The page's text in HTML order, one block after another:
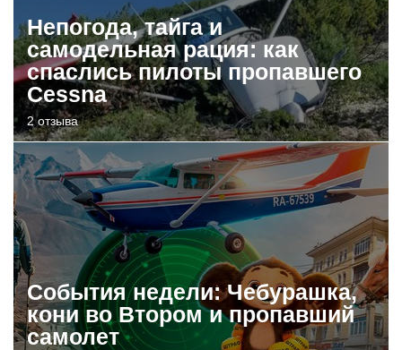
Непогода, тайга и
самодельная рация: как
спаслись пилоты пропавшего
Cessna
2 отзыва
События недели: Чебурашка,
кони во Втором и пропавший
самолет